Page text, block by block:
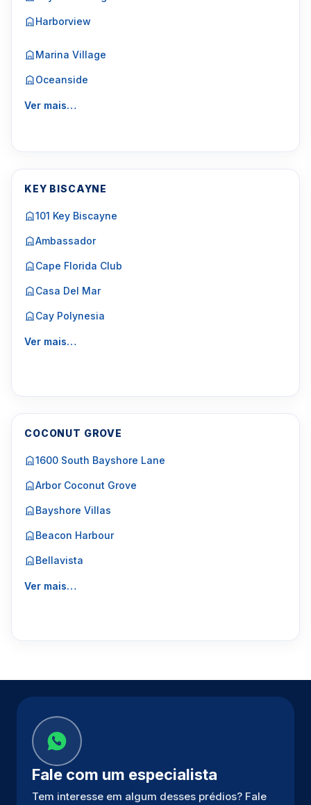
Harborview
Marina Village
Oceanside
Ver mais…
KEY BISCAYNE
101 Key Biscayne
Ambassador
Cape Florida Club
Casa Del Mar
Cay Polynesia
Ver mais…
COCONUT GROVE
1600 South Bayshore Lane
Arbor Coconut Grove
Bayshore Villas
Beacon Harbour
Bellavista
Ver mais…
Fale com um especialista
Tem interesse em algum desses prédios? Fale